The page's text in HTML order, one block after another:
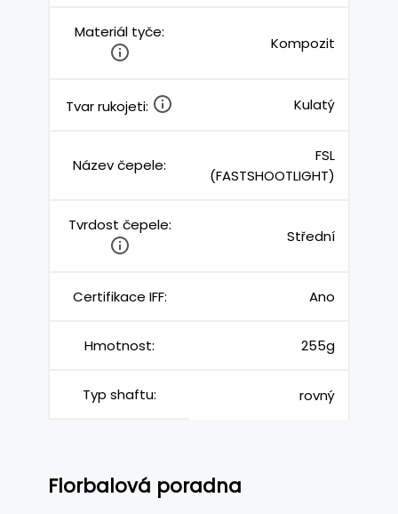
Materiál tyče:
Kompozit
Tvar rukojeti: Kulatý
Název čepele:
FSL
(FASTSHOOTLIGHT)
Tvrdost čepele:
Střední
Certifikace IFF: Ano
Hmotnost: 255g
Typ shaftu: rovný
Florbalová poradna